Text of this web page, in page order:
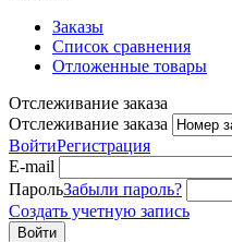
Заказы
Список сравнения
Отложенные товары
Отслеживание заказа
Отслеживание заказа
ВойтиРегистрация
E-mail
ПарольЗабыли пароль?
Создать учетную запись
Войти